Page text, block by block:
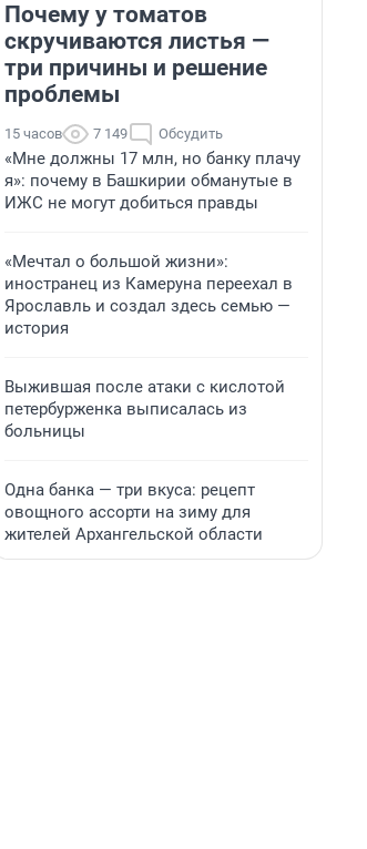
Почему у томатов
скручиваются листья —
три причины и решение
проблемы
15 часов 7 149 Обсудить
«Мне должны 17 млн, но банку плачу
я»: почему в Башкирии обманутые в
ИЖС не могут добиться правды
«Мечтал о большой жизни»:
иностранец из Камеруна переехал в
Ярославль и создал здесь семью —
история
Выжившая после атаки с кислотой
петербурженка выписалась из
больницы
Одна банка — три вкуса: рецепт
овощного ассорти на зиму для
жителей Архангельской области